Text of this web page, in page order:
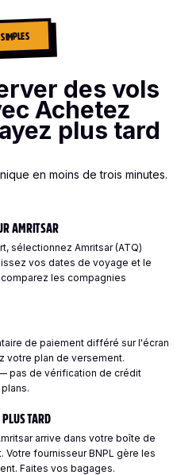
des vols
Achetez
plus tard
en moins de trois minutes.
AMRITSAR
sélectionnez Amritsar (ATQ)
vos dates de voyage et le
les compagnies
de paiement différé sur l'écran
votre plan de versement.
pas de vérification de crédit
TARD
arrive dans votre boîte de
fournisseur BNPL gère les
Faites vos bagages.